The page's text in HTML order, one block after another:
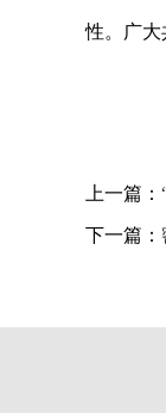
性。广大
上一篇：
下一篇：